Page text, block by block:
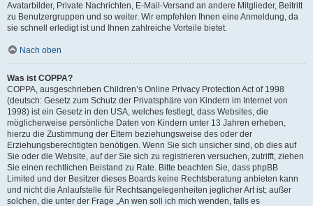
Avatarbilder, Private Nachrichten, E-Mail-Versand an andere Mitglieder, Beitritt
zu Benutzergruppen und so weiter. Wir empfehlen Ihnen eine Anmeldung, da
sie schnell erledigt ist und Ihnen zahlreiche Vorteile bietet.
Nach oben
Was ist COPPA?
COPPA, ausgeschrieben Children’s Online Privacy Protection Act of 1998
(deutsch: Gesetz zum Schutz der Privatsphäre von Kindern im Internet von
1998) ist ein Gesetz in den USA, welches festlegt, dass Websites, die
möglicherweise persönliche Daten von Kindern unter 13 Jahren erheben,
hierzu die Zustimmung der Eltern beziehungsweise des oder der
Erziehungsberechtigten benötigen. Wenn Sie sich unsicher sind, ob dies auf
Sie oder die Website, auf der Sie sich zu registrieren versuchen, zutrifft, ziehen
Sie einen rechtlichen Beistand zu Rate. Bitte beachten Sie, dass phpBB
Limited und der Besitzer dieses Boards keine Rechtsberatung anbieten kann
und nicht die Anlaufstelle für Rechtsangelegenheiten jeglicher Art ist; außer
solchen, die unter der Frage „An wen soll ich mich wenden, falls es